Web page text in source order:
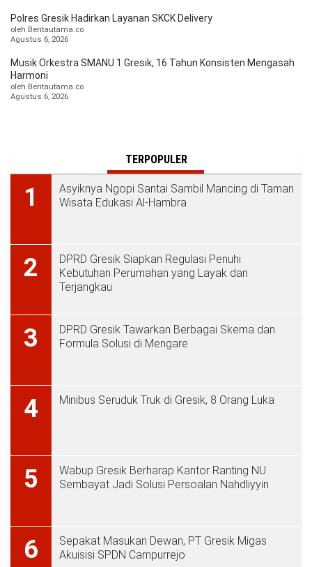
Polres Gresik Hadirkan Layanan SKCK Delivery
oleh Beritautama.co
Agustus 6, 2026
Musik Orkestra SMANU 1 Gresik, 16 Tahun Konsisten Mengasah
Harmoni
oleh Beritautama.co
Agustus 6, 2026
TERPOPULER
1
Asyiknya Ngopi Santai Sambil Mancing di Taman
Wisata Edukasi Al-Hambra
2
DPRD Gresik Siapkan Regulasi Penuhi
Kebutuhan Perumahan yang Layak dan
Terjangkau
3
DPRD Gresik Tawarkan Berbagai Skema dan
Formula Solusi di Mengare
4 Minibus Seruduk Truk di Gresik, 8 Orang Luka
5
Wabup Gresik Berharap Kantor Ranting NU
Sembayat Jadi Solusi Persoalan Nahdliyyin
6
Sepakat Masukan Dewan, PT Gresik Migas
Akuisisi SPDN Campurrejo